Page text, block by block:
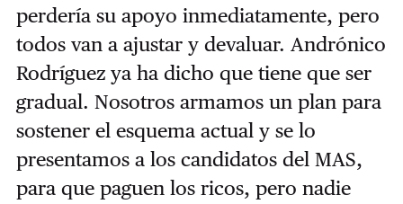
perdería su apoyo inmediatamente, pero
todos van a ajustar y devaluar. Andrónico
Rodríguez ya ha dicho que tiene que ser
gradual. Nosotros armamos un plan para
sostener el esquema actual y se lo
presentamos a los candidatos del MAS,
para que paguen los ricos, pero nadie